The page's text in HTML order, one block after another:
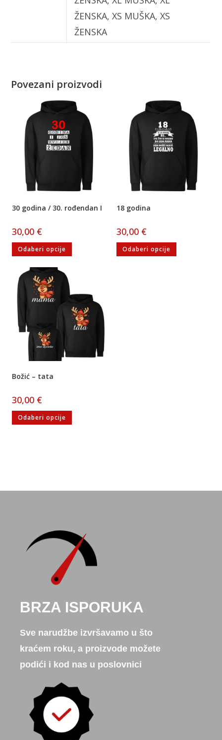
ŽENSKA, XS MUŠKA, XS
ŽENSKA
Povezani proizvodi
30 godina / 30. rođendan I
30,00 €
Odaberi opcije
18 godina
30,00 €
Odaberi opcije
Božić – tata
30,00 €
Odaberi opcije
BRZA ISPORUKA
Sve narudžbe izvršavamo u što
kraćem roku, a proizvode možete
podići i kod nas u poslovnici